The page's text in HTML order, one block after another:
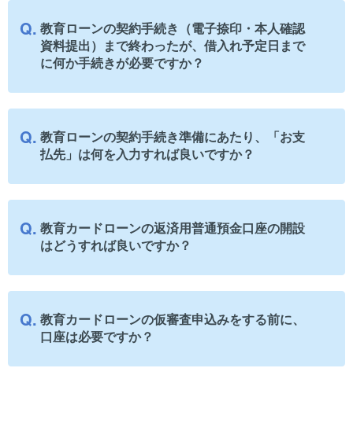
教育ローンの契約手続き（電子捺印・本人確認
資料提出）まで終わったが、借入れ予定日まで
に何か手続きが必要ですか？
教育ローンの契約手続き準備にあたり、「お支
払先」は何を入力すれば良いですか？
教育カードローンの返済用普通預金口座の開設
はどうすれば良いですか？
教育カードローンの仮審査申込みをする前に、
口座は必要ですか？